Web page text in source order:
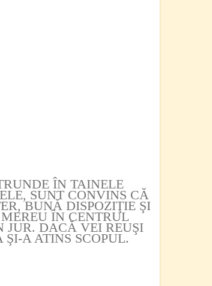
ÎN TAINELE
SUNT CONVINS CĂ
BUNĂ DISPOZIŢIE ŞI
ÎN CENTRUL
JUR. DACĂ VEI REUŞI
A ATINS SCOPUL.